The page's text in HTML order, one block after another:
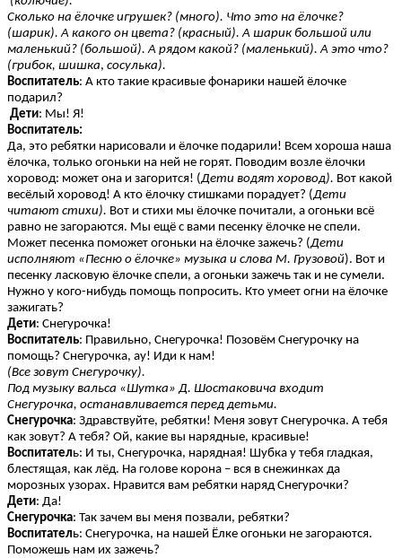
Сколько на ёлочке игрушек? (много). Что это на ёлочке?
(шарик). А какого он цвета? (красный). А шарик большой или
маленький? (большой). А рядом какой? (маленький). А это что?
(грибок, шишка, сосулька).
Воспитатель: А кто такие красивые фонарики нашей ёлочке
подарил?
Дети: Мы! Я!
Воспитатель:
Да, это ребятки нарисовали и ёлочке подарили! Всем хороша наша
ёлочка, только огоньки на ней не горят. Поводим возле ёлочки
хоровод: может она и загорится! (Дети водят хоровод). Вот какой
весёлый хоровод! А кто ёлочку стишками порадует? (Дети
читают стихи). Вот и стихи мы ёлочке почитали, а огоньки всё
равно не загораются. Мы ещё с вами песенку ёлочке не спели.
Может песенка поможет огоньки на ёлочке зажечь? (Дети
исполняют «Песню о ёлочке» музыка и слова М. Грузовой). Вот и
песенку ласковую ёлочке спели, а огоньки зажечь так и не сумели.
Нужно у кого-нибудь помощь попросить. Кто умеет огни на ёлочке
зажигать?
Дети: Снегурочка!
Воспитатель: Правильно, Снегурочка! Позовём Снегурочку на
помощь? Снегурочка, ау! Иди к нам!
(Все зовут Снегурочку).
Под музыку вальса «Шутка» Д. Шостаковича входит
Снегурочка, останавливается перед детьми.
Снегурочка: Здравствуйте, ребятки! Меня зовут Снегурочка. А тебя
как зовут? А тебя? Ой, какие вы нарядные, красивые!
Воспитатель: И ты, Снегурочка, нарядная! Шубка у тебя гладкая,
блестящая, как лёд. На голове корона – вся в снежинках да
морозных узорах. Нравится вам ребятки наряд Снегурочки?
Дети: Да!
Снегурочка: Так зачем вы меня позвали, ребятки?
Воспитатель: Снегурочка, на нашей Ёлке огоньки не загораются.
Поможешь нам их зажечь?